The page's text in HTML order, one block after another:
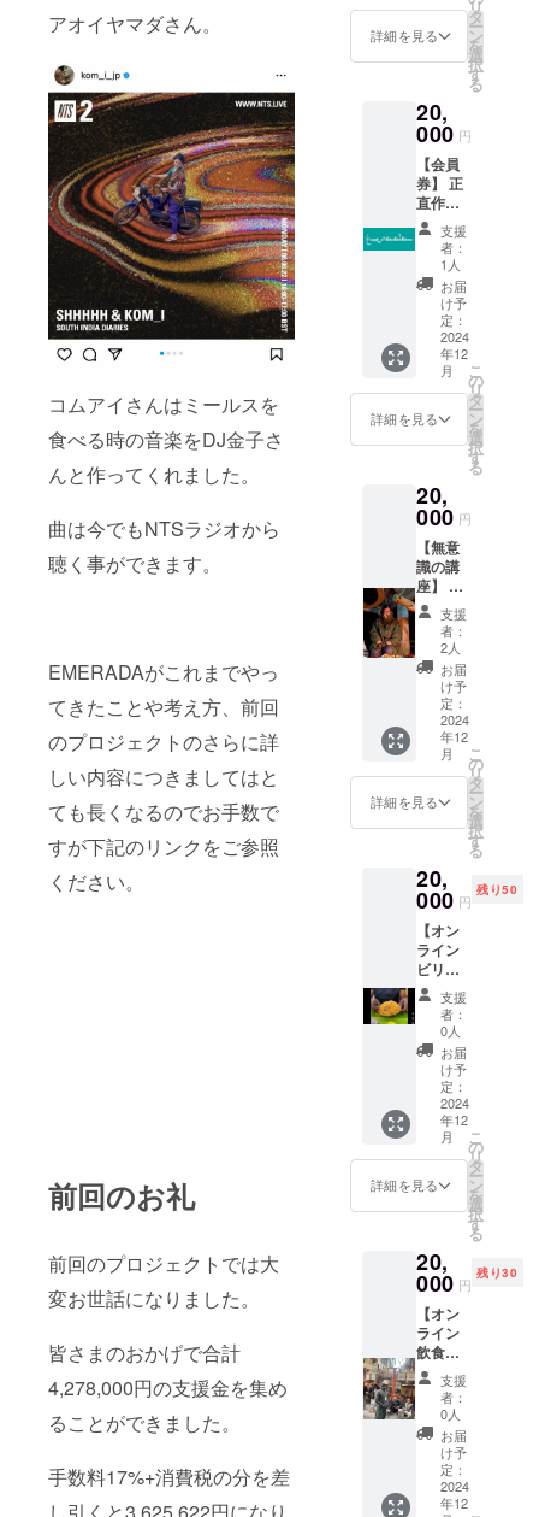
アオイヤマダさん。
コムアイさんはミールスを
食べる時の音楽をDJ金子さ
んと作ってくれました。
曲は今でもNTSラジオから
聴く事ができます。
EMERADAがこれまでやっ
てきたことや考え方、前回
のプロジェクトのさらに詳
しい内容につきましてはと
ても長くなるのでお手数で
すが下記のリンクをご参照
ください。
前回のお礼
前回のプロジェクトでは大
変お世話になりました。
皆さまのおかげで合計
4,278,000円の支援金を集め
ることができました。
手数料17%+消費税の分を差
メール
で連絡
受講方
法：オ
ンライ
ンの場
合：
zoomを
使用し
ます。
商品開
封前に
ターン
に貼付
された
ラベル
や注意
書きを
ご確認
くださ
い。」
ループ
レッス
ダ実店
舗で行
いま
す。 実
施概
要：180
分1回
・有効
期限：
2026年
12月末
まで ・
詳細が
決まり
次第、
メール
で連絡
詳細：
幡ヶ谷
駅近辺
（詳細
な住所
は後日
ご連絡
にて共
有しま
す）
行く新
大久保
をご案
内しま
本人は
入りに
くいと
言われ
ている
イスラ
ム横丁
という
エリア
を中心
に回り
ます。
本格イ
ンド料
理屋の
気分に
なれ
アーに
なりま
す。 各
スパイ
スや食
材のお
すすめ
の買い
方や良
い店、
仕入れ
の合間
に行く
美味い
店な
ど。 買
い物、
含めて3
どで考
えてい
ます。
4人ぐら
いの人
数で考
えてい
ます。
2024年
12月ま
でに開
催予定
です。
※新宿区
新大久
になり
ます。
費は別
途かか
りま
す。・
詳細が
決まり
次第、
メール
でご連
絡いた
しま
す。
詳細を見る
リ
タ
ー
ン
を
選
択
す
る
20,
000 円
【会員
券】 正
直作る
か迷っ
たので
すが要
望があ
りまし
たので
謹んで
作らせ
ていた
だきま
す。会
員券を
発行し
デザイ
ン性の
あるも
のを作
ろうと
思いま
す。会
員券は
ご来店
の際に
お渡し
しま
す。 会
員特典
・通常
の予約
は1週間
えてい
ます。
会員の
お客様
は1ヶ月
前から
予約可
能で
す。 ・
未発表
の試作
段階の
ニュー
の食事
会にご
招待し
承りま
す。 ・
会員券
がない
お連れ
のお客
様も特
典が受
けれま
す。 ・
店舗の
オープ
ンから2
支援
者：
1人
お届
け予
定：
2024
年12
月
詳細を見る
こ
の
リ
タ
ー
ン
を
選
択
す
る
20,
000 円
【無意
識の講
座】 ※
リクエ
ストが
ありま
したの
で追加
させて
いただ
きまし
た。 普
段意識
してい
ないけ
れど必
達の行
動に影
響を及
ぼして
いる物
や概
念。 今
までそ
ういっ
た事象
を集め
てきま
した。
あまり
公には
してい
ません
て講座
として
公開し
ようと
思いま
す。 料
理と振
動、無
意識、
男性性
と女性
性、お
すすめ
の本な
支援
者：
2人
お届
け予
定：
2024
年12
月
詳細を見る
こ
の
リ
タ
ー
ン
を
選
択
す
る
20,
000 円
残り50
【オン
ライン
ビリヤ
ニ教
室】 遠
くにお
住まい
の方
に！日
本では
まだ情
報が少
ないタ
ミル式
のビリ
ヤニの
ビデオ
チャッ
トを
使った4
名程の
グルー
プレッ
スンで
す。 本
格的で
簡単で
失敗し
ないタ
ミル式
支援
者：
0人
お届
け予
定：
2024
年12
月
詳細を見る
こ
の
リ
タ
ー
ン
を
選
択
す
る
20,
000 円
残り30
【オン
ライン
飲食店
開業ア
ドバイ
ス】 遠
くにお
住まい
の方
に！こ
れから
支援
者：
0人
お届
け予
定：
2024
年12